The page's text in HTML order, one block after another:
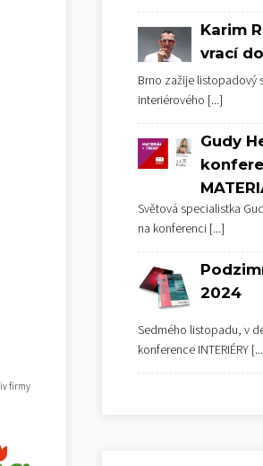
firmy
Karim
vrací
Brno zažije listopadový
interiérového [...]
Gudy
Světová specialistka
na konferenci [...]
2024
Sedmého listopadu, v
konference INTERIÉRY